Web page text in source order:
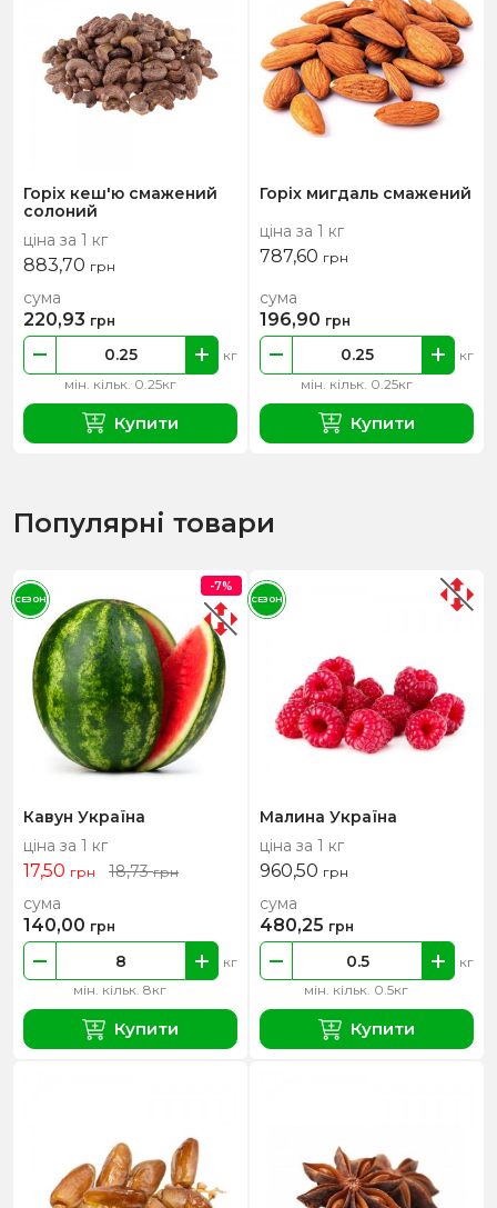
Горіх кеш'ю смажений
солоний
ціна за 1 кг
883,70 грн
мін. кільк. 0.25кг
кг
сума
220,93 грн
Купити
Горіх мигдаль смажений
ціна за 1 кг
787,60 грн
мін. кільк. 0.25кг
кг
сума
196,90 грн
Купити
Популярні товари
Кавун Україна
ціна за 1 кг
17,50 грн 18,73грн
мін. кільк. 8кг
кг
сума
140,00 грн
Купити
-7%
СЕЗОН
Малина Україна
ціна за 1 кг
960,50 грн
мін. кільк. 0.5кг
кг
сума
480,25 грн
Купити
СЕЗОН